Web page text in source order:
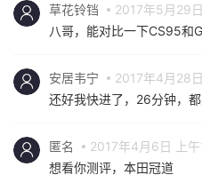
草花铃铛
2017年5月29
八哥，能对比一下CS95和
安居韦宁
2017年4月28
还好我快进了，26分钟，
匿名
2017年4月6日 上
想看你测评，本田冠道